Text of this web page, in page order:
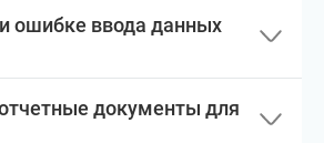
ошибке ввода данных
документы для